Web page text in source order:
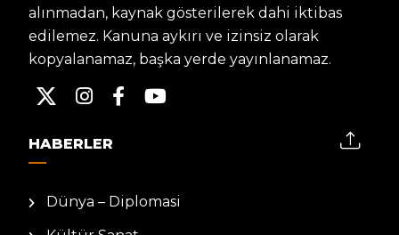
alınmadan, kaynak gösterilerek dahi iktibas
edilemez. Kanuna aykırı ve izinsiz olarak
kopyalanamaz, başka yerde yayınlanamaz.
HABERLER
Dünya – Diplomasi